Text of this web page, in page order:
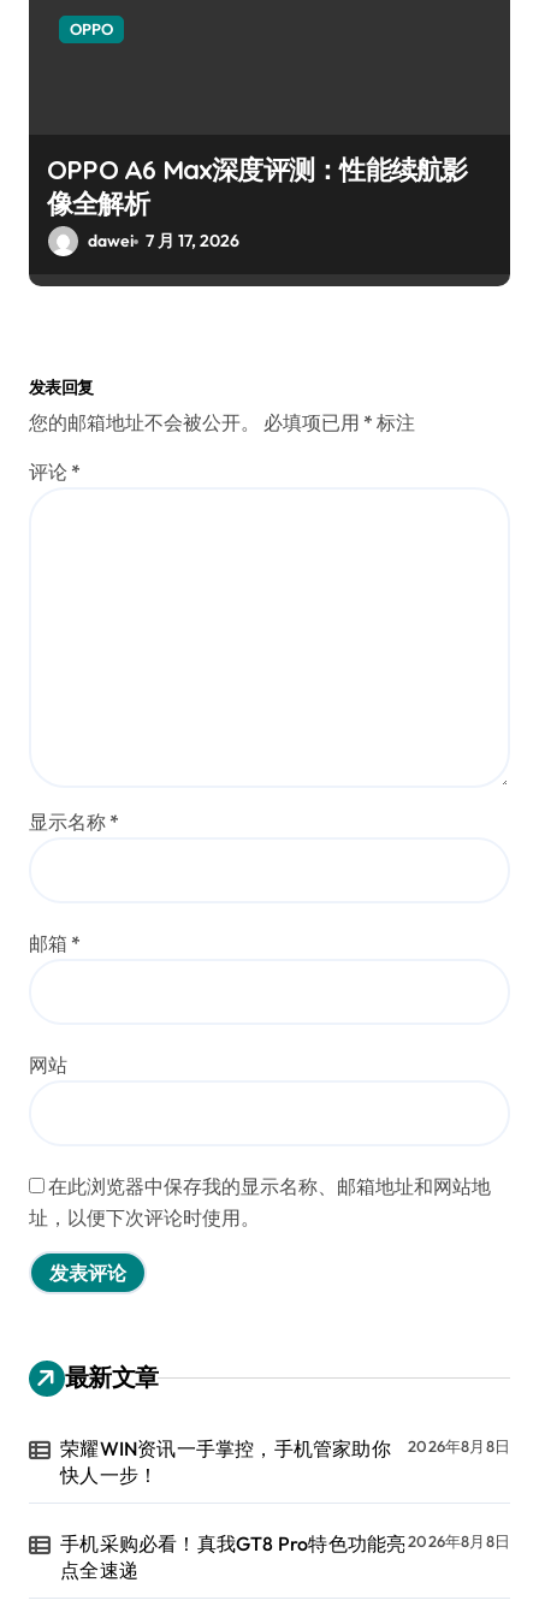
OPPO
OPPO A6 Max深度评测：性能续航影
像全解析
dawei 7 月 17, 2026
发表回复
您的邮箱地址不会被公开。 必填项已用 * 标注
评论 *
显示名称 *
邮箱 *
网站
在此浏览器中保存我的显示名称、邮箱地址和网站地
址，以便下次评论时使用。
最新文章
荣耀WIN资讯一手掌控，手机管家助你
快人一步！
2026年8月8日
手机采购必看！真我GT8 Pro特色功能亮
点全速递
2026年8月8日